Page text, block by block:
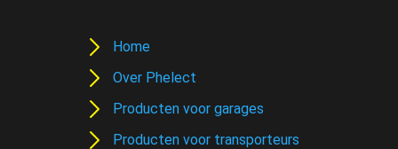
Home
Over Phelect
Producten voor garages
Producten voor transporteurs